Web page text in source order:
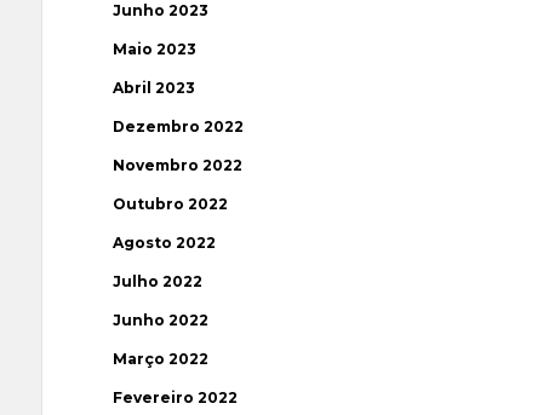
Junho 2023
Maio 2023
Abril 2023
Dezembro 2022
Novembro 2022
Outubro 2022
Agosto 2022
Julho 2022
Junho 2022
Março 2022
Fevereiro 2022